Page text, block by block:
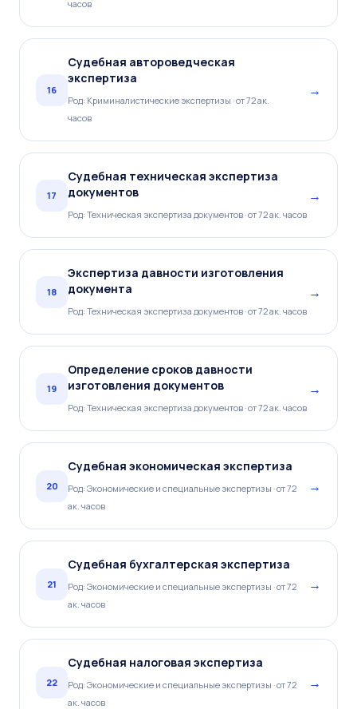
часов
16
Судебная автороведческая
экспертиза
Род: Криминалистические экспертизы · от 72 ак.
часов
→
17
Судебная техническая экспертиза
документов
Род: Техническая экспертиза документов · от 72 ак. часов
→
18
Экспертиза давности изготовления
документа
Род: Техническая экспертиза документов · от 72 ак. часов
→
19
Определение сроков давности
изготовления документов
Род: Техническая экспертиза документов · от 72 ак. часов
→
20
Судебная экономическая экспертиза
Род: Экономические и специальные экспертизы · от 72
ак. часов
→
21
Судебная бухгалтерская экспертиза
Род: Экономические и специальные экспертизы · от 72
ак. часов
→
22
Судебная налоговая экспертиза
Род: Экономические и специальные экспертизы · от 72
ак. часов
→